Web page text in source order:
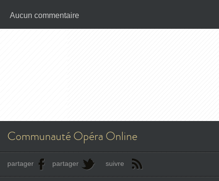
Aucun commentaire
Communauté Opéra Online
partager partager suivre